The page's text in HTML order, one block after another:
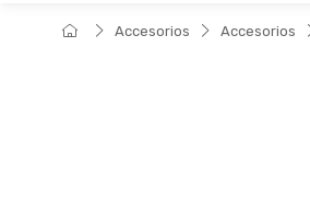
Accesorios Accesorios